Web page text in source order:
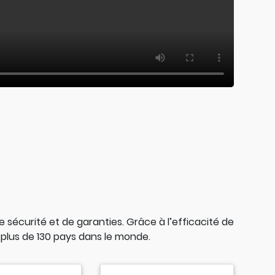
sécurité et de garanties. Grâce à l’efficacité de
de 130 pays dans le monde.